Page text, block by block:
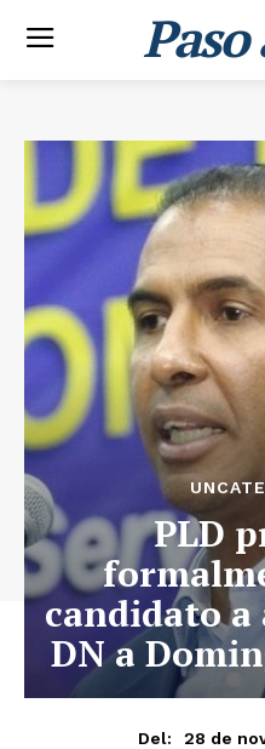
Paso
PLD
candidato a
DN a
Del: 28 de